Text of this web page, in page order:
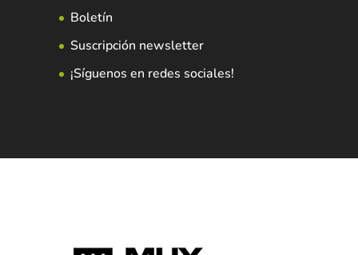
Boletín
Suscripción newsletter
¡Síguenos en redes sociales!